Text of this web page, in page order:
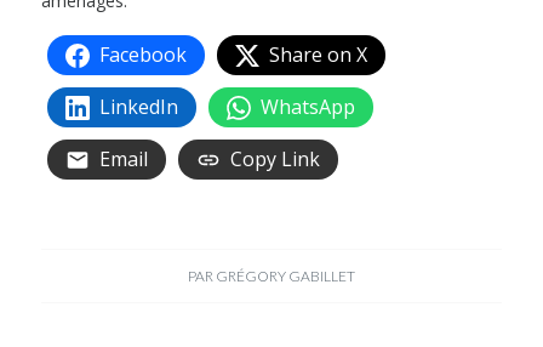
Facebook
Share on X
LinkedIn
WhatsApp
Email
Copy Link
PAR GRÉGORY GABILLET